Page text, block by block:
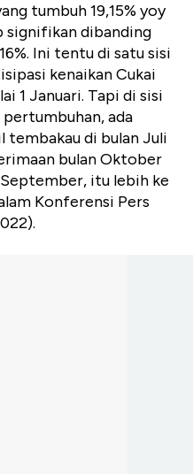
tumbuh 19,15% yoy
signifikan dibanding
Ini tentu di satu sisi
kenaikan Cukai
1 Januari. Tapi di sisi
ada
tembakau di bulan Juli
bulan Oktober
itu lebih ke
Konferensi Pers